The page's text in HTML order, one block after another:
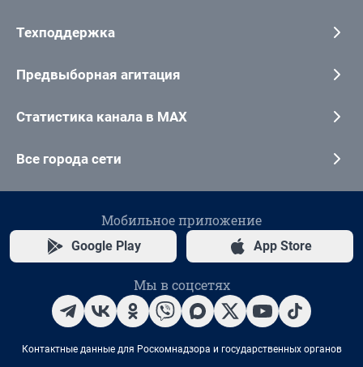
Техподдержка
Предвыборная агитация
Статистика канала в MAX
Все города сети
Мобильное приложение
Google Play App Store
Мы в соцсетях
Контактные данные для Роскомнадзора и государственных органов